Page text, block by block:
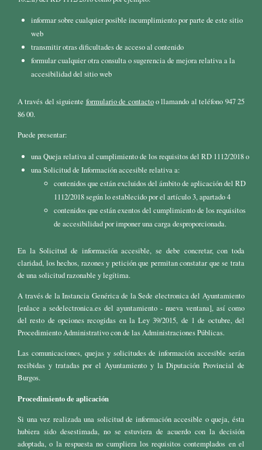
informar sobre cualquier posible incumplimiento por parte de este sitio
web
transmitir otras dificultades de acceso al contenido
formular cualquier otra consulta o sugerencia de mejora relativa a la
accesibilidad del sitio web
A través del siguiente formulario de contactoo llamando al teléfono 947 25
86 00.
Puede presentar:
una Queja relativa al cumplimiento de los requisitos del RD 1112/2018 o
una Solicitud de Información accesible relativa a:
contenidos que están excluidos del ámbito de aplicación del RD
1112/2018 según lo establecido por el artículo 3, apartado 4
contenidos que están exentos del cumplimiento de los requisitos
de accesibilidad por imponer una carga desproporcionada.
En la Solicitud de información accesible, se debe concretar, con toda
claridad, los hechos, razones y petición que permitan constatar que se trata
de una solicitud razonable y legítima.
A través de la Instancia Genérica de la Sede electronica del Ayuntamiento
[enlace a sedelectronica.es del ayuntamiento - nueva ventana], así como
del resto de opciones recogidas en la Ley 39/2015, de 1 de octubre, del
Procedimiento Administrativo con de las Administraciones Públicas.
Las comunicaciones, quejas y solicitudes de información accesible serán
recibidas y tratadas por el Ayuntamiento y la Diputación Provincial de
Burgos.
Procedimiento de aplicación
Si una vez realizada una solicitud de información accesible o queja, ésta
hubiera sido desestimada, no se estuviera de acuerdo con la decisión
adoptada, o la respuesta no cumpliera los requisitos contemplados en el